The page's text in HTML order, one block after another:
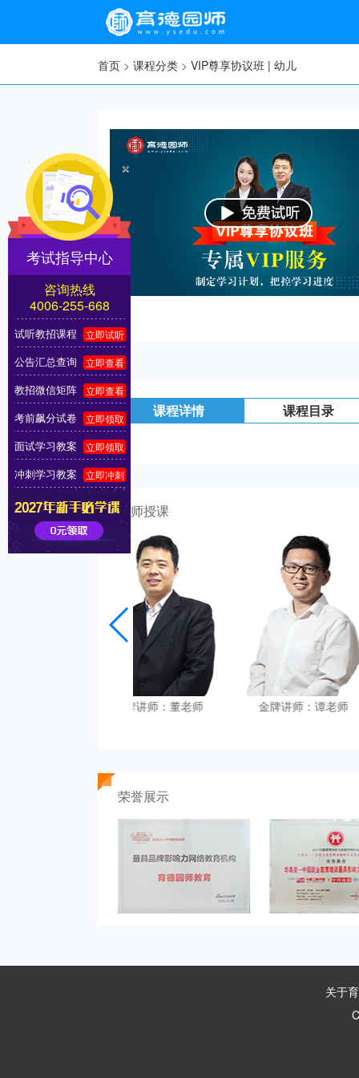
首页 > 课程分类 > VIP尊享协议班 | 幼儿
课程详情 课程目录
名师授课
金牌讲师：谭老师 金牌讲师
荣誉展示
关于
考试指导中心
咨询热线
4006-255-668
试听教招课程 立即试听
公告汇总查询 立即查看
教招微信矩阵 立即查看
考前飙分试卷 立即领取
面试学习教案 立即领取
冲刺学习教案 立即冲刺
×